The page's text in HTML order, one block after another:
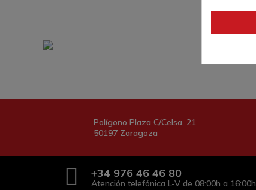
Polígono Plaza C/Celsa, 21
50197 Zaragoza
+34 976 46 46 80
Atención telefónica L-V de 08:00h a 16:00h